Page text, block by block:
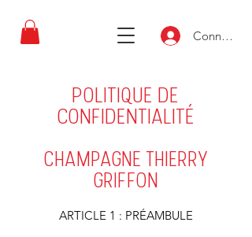
Connexion
POLITIQUE DE
CONFIDENTIALITÉ
CHAMPAGNE THIERRY
GRIFFON
ARTICLE 1 : PRÉAMBULE